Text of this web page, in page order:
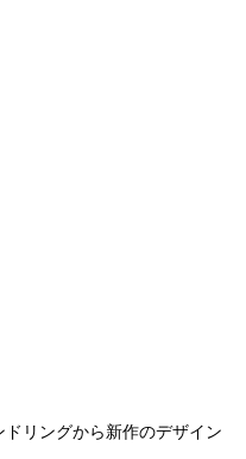
リングから新作のデザイン